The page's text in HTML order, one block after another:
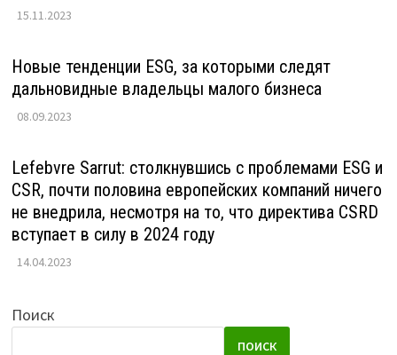
15.11.2023
Новые тенденции ESG, за которыми следят
дальновидные владельцы малого бизнеса
08.09.2023
Lefebvre Sarrut: столкнувшись с проблемами ESG и
CSR, почти половина европейских компаний ничего
не внедрила, несмотря на то, что директива CSRD
вступает в силу в 2024 году
14.04.2023
Поиск
ПОИСК